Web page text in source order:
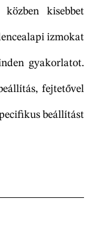
kisebbet
izmokat
gyakorlatot.
fejtetővel
beállítást